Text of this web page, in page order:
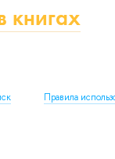
книгах
Правила